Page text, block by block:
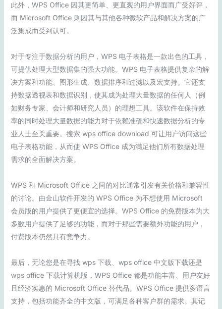
此外，WPS Office 因其更简单、更直观的用户界面而广受好评，
而 Microsoft Office 则因其与其他各种微软产品和解决方案的广
泛集成而受到认可。
对于专注于数据分析的用户，WPS 电子表格是一款出色的工具，
可提供处理大型数据集的强大功能。WPS 电子表格提供复杂的解
决方案和功能、图形生成、数据排序和过滤以及宏支持。它还支
持数据透视表和数据识别，使其成为处理大量数据的任何人（例
如财务专家、会计师和研究人员）的理想工具。该软件在保持效
率的同时处理大量数据的能力对于依赖准确和快速数据分析的专
业人士至关重要。搜索 wps office download 可让用户访问这些
电子表格功能，从而使 WPS Office 成为满足他们所有数据处理
需求的全面解决方案。
WPS 和 Microsoft Office 之间的对比通常引发有关价格和兼容性
的讨论。由金山软件开发的 WPS Office 为不想使用 Microsoft
会员版的用户提供了更便宜的选择。WPS Office 的免费版本为大
多数用户提供了足够的功能，而对于那些需要额外功能的用户，
付费版本仍然具有竞争力。
最后，无论您是在寻找 wps 下载、wps office 中文版下载还是
wps office 下载计算机版，WPS Office 都是功能丰富、用户友好
且经济实惠的 Microsoft Office 替代品。WPS Office 提供多语言
支持，包括功能齐全的中文版，可满足各种客户群的需求。其记